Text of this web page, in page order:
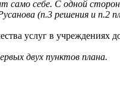
само себе. С одной
(п.3 решения и п.2
услуг в учреждениях
двух пунктов плана.